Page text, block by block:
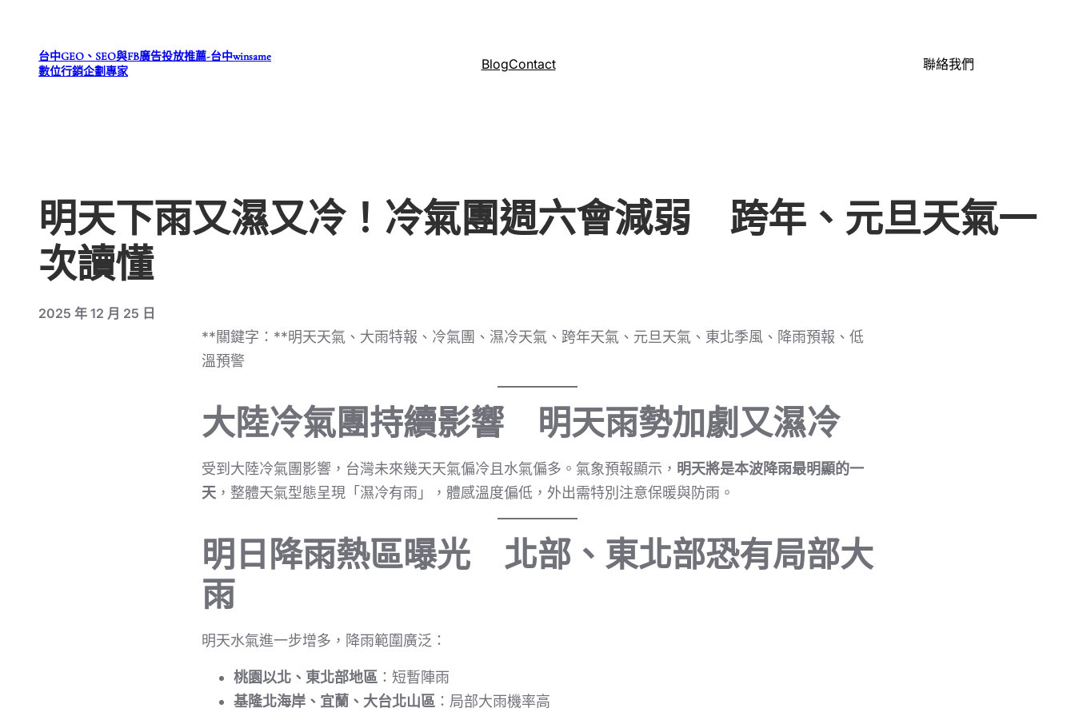
台中GEO、SEO與FB廣告投放推薦-台中winsame
數位行銷企劃專家
BlogContact 聯絡我們
明天下雨又濕又冷！冷氣團週六會減弱 跨年、元旦天氣一
次讀懂
2025 年 12 月 25 日
**關鍵字：**明天天氣、大雨特報、冷氣團、濕冷天氣、跨年天氣、元旦天氣、東北季風、降雨預報、低
溫預警
大陸冷氣團持續影響 明天雨勢加劇又濕冷
受到大陸冷氣團影響，台灣未來幾天天氣偏冷且水氣偏多。氣象預報顯示， 明天將是本波降雨最明顯的一
天 ，整體天氣型態呈現「濕冷有雨」，體感溫度偏低，外出需特別注意保暖與防雨。
明日降雨熱區曝光 北部、東北部恐有局部大
雨
明天水氣進一步增多，降雨範圍廣泛：
桃園以北、東北部地區 ：短暫陣雨
基隆北海岸、宜蘭、大台北山區 ：局部大雨機率高